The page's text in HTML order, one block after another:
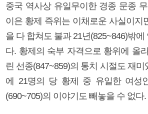
중국 역사상 유일무이한 경종 문종
이은 황제 즉위는 이채로운 사실이지
을 다 합쳐도 불과 21년(825~846)밖
다. 황제의 숙부 자격으로 황위에 올
린 선종(847~859)의 통치 시절도 재
에 21명의 당 황제 중 유일한 여성
(690~705)의 이야기도 빼놓을 수 없다.